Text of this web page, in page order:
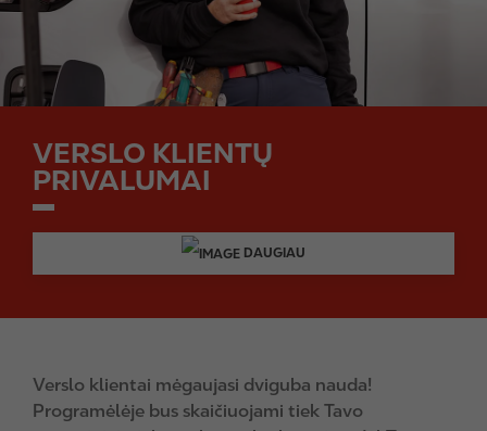
VERSLO KLIENTŲ
PRIVALUMAI
DAUGIAU
Verslo klientai mėgaujasi dviguba nauda!
Programėlėje bus skaičiuojami tiek Tavo